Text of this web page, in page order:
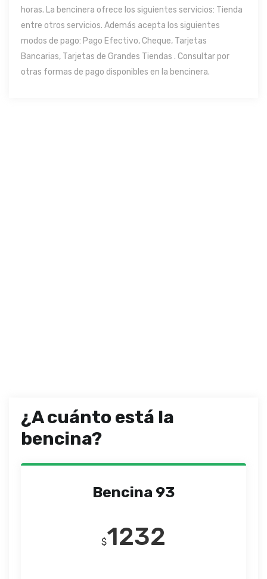
horas. La bencinera ofrece los siguientes servicios: Tienda
entre otros servicios. Además acepta los siguientes
modos de pago: Pago Efectivo, Cheque, Tarjetas
Bancarias, Tarjetas de Grandes Tiendas . Consultar por
otras formas de pago disponibles en la bencinera.
¿A cuánto está la
bencina?
Bencina 93
$1232